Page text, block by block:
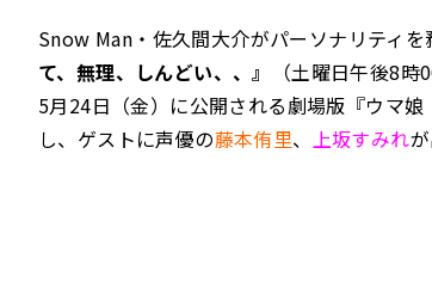
Snow Man・佐久間大介がパーソナリティを
て、無理、しんどい、、』
（土曜日午後8
5月24日（金）に公開される劇場版『ウマ
し、ゲストに声優の藤本侑里、 上坂すみれ